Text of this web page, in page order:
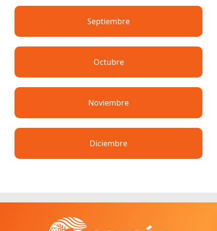
Septiembre
Octubre
Noviembre
Diciembre